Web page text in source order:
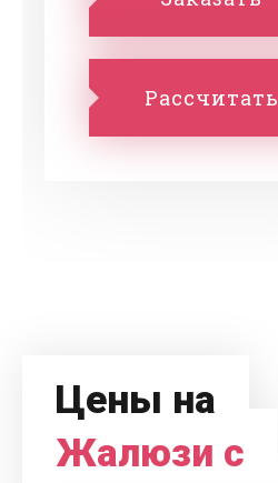
Рассчитать
Цены на
Жалюзи с